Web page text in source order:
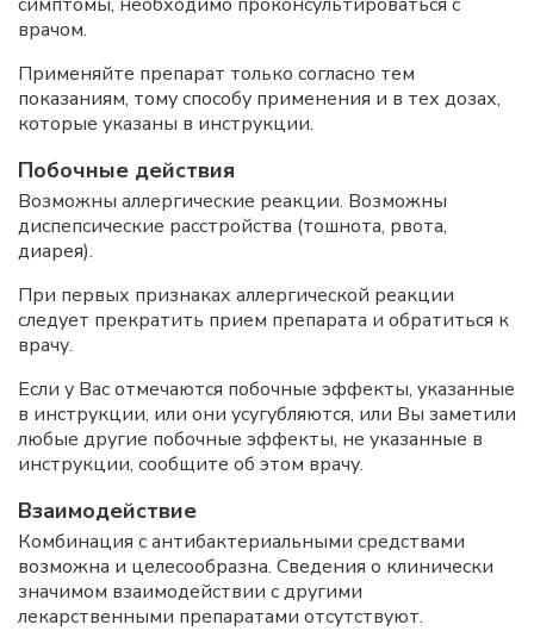
врачом.
Применяйте препарат только согласно тем
показаниям, тому способу применения и в тех дозах,
которые указаны в инструкции.
Побочные действия
Возможны аллергические реакции. Возможны
диспепсические расстройства (тошнота, рвота,
диарея).
При первых признаках аллергической реакции
следует прекратить прием препарата и обратиться к
врачу.
Если у Вас отмечаются побочные эффекты, указанные
в инструкции, или они усугубляются, или Вы заметили
любые другие побочные эффекты, не указанные в
инструкции, сообщите об этом врачу.
Взаимодействие
Комбинация с антибактериальными средствами
возможна и целесообразна. Сведения о клинически
значимом взаимодействии с другими
лекарственными препаратами отсутствуют.